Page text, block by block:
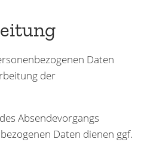
Daten
der
Absendevorgangs
Daten dienen ggf.